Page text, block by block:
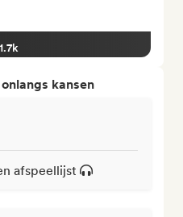
1.7k
kansen
afspeellijst